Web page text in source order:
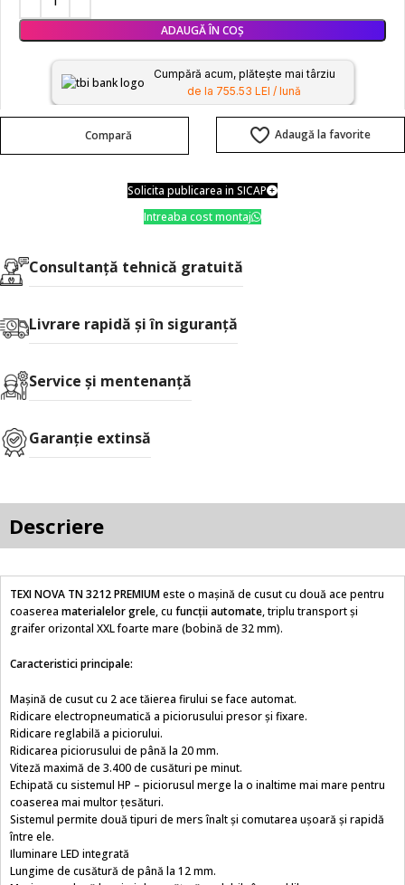
ADAUGĂ ÎN COȘ
Cumpără acum, plătește mai târziu
de la 755.53 LEI / lună
Compară Adaugă la favorite
Solicita publicarea in SICAP
Intreaba cost montaj
Consultanţă tehnică gratuită
Livrare rapidă şi în siguranţă
Service și mentenanță
Garanție extinsă
Descriere
TEXI NOVA TN 3212 PREMIUMeste o mașină de cusut cu două ace pentru
coaserea materialelor grele, cu funcții automate, triplu transport și
graifer orizontal XXL foarte mare (bobină de 32 mm).
Caracteristici principale:
Mașină de cusut cu 2 ace tăierea firului se face automat.
Ridicare electropneumatică a piciorusului presor și fixare.
Ridicare reglabilă a piciorului.
Ridicarea piciorusului de până la 20 mm.
Viteză maximă de 3.400 de cusături pe minut.
Echipată cu sistemul HP – piciorusul merge la o inaltime mai mare pentru
coaserea mai multor țesături.
Sistemul permite două tipuri de mers înalt și comutarea ușoară și rapidă
între ele.
Iluminare LED integrată
Lungime de cusătură de până la 12 mm.